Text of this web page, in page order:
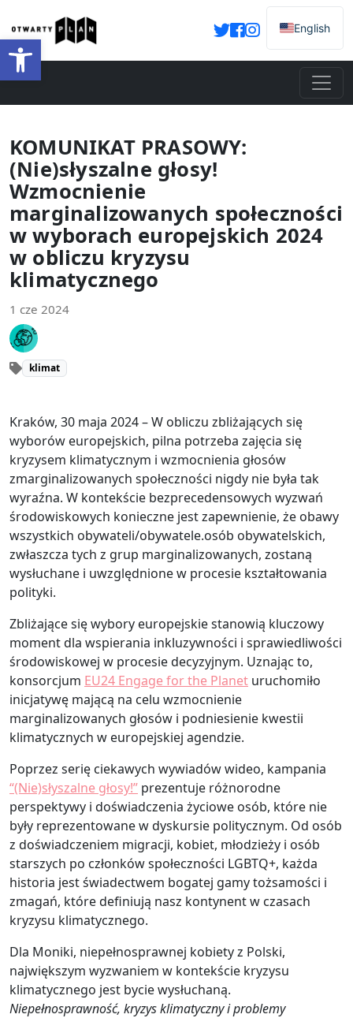
Otwórz pasek narzędzi
English
KOMUNIKAT PRASOWY:
(Nie)słyszalne głosy!
Wzmocnienie
marginalizowanych społeczności
w wyborach europejskich 2024
w obliczu kryzysu
klimatycznego
1 cze 2024
klimat
Kraków, 30 maja 2024 – W obliczu zbliżających się
wyborów europejskich, pilna potrzeba zajęcia się
kryzysem klimatycznym i wzmocnienia głosów
zmarginalizowanych społeczności nigdy nie była tak
wyraźna. W kontekście bezprecedensowych wyzwań
środowiskowych konieczne jest zapewnienie, że obawy
wszystkich obywateli/obywatele.osób obywatelskich,
zwłaszcza tych z grup marginalizowanych, zostaną
wysłuchane i uwzględnione w procesie kształtowania
polityki.
Zbliżające się wybory europejskie stanowią kluczowy
moment dla wspierania inkluzywności i sprawiedliwości
środowiskowej w procesie decyzyjnym. Uznając to,
konsorcjum EU24 Engage for the Planet uruchomiło
inicjatywę mającą na celu wzmocnienie
marginalizowanych głosów i podniesienie kwestii
klimatycznych w europejskiej agendzie.
Poprzez serię ciekawych wywiadów wideo, kampania
“(Nie)słyszalne głosy!” prezentuje różnorodne
perspektywy i doświadczenia życiowe osób, które nie
były reprezentowane w dyskursie politycznym. Od osób
z doświadczeniem migracji, kobiet, młodzieży i osób
starszych po członków społeczności LGBTQ+, każda
historia jest świadectwem bogatej gamy tożsamości i
zmagań, które definiują nasz kontynent w czasach
kryzysu klimatycznego.
Dla Moniki, niepełnosprawnej kobiety z Polski,
największym wyzwaniem w kontekście kryzysu
klimatycznego jest bycie wysłuchaną.
Niepełnosprawność, kryzys klimatyczny i problemy